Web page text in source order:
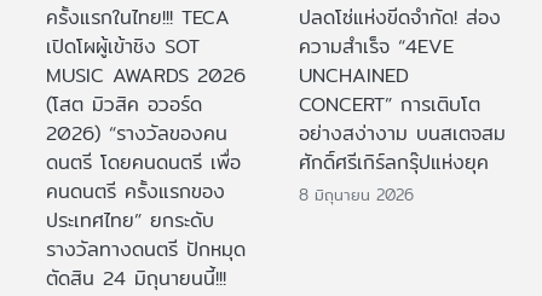
ครั้งแรกในไทย!!! TECA
เปิดโผผู้เข้าชิง SOT
MUSIC AWARDS 2026
(โสต มิวสิค อวอร์ด
2026) “รางวัลของคน
ดนตรี โดยคนดนตรี เพื่อ
คนดนตรี ครั้งแรกของ
ประเทศไทย” ยกระดับ
รางวัลทางดนตรี ปักหมุด
ตัดสิน 24 มิถุนายนนี้!!!
ปลดโซ่แห่งขีดจำกัด! ส่อง
ความสำเร็จ “4EVE
UNCHAINED
CONCERT” การเติบโต
อย่างสง่างาม บนสเตจสม
ศักดิ์ศรีเกิร์ลกรุ๊ปแห่งยุค
8 มิถุนายน 2026